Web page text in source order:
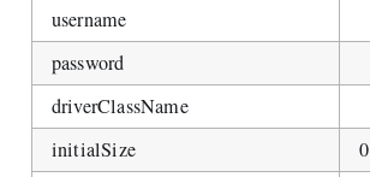
username
password
driverClassName
initialSize
0